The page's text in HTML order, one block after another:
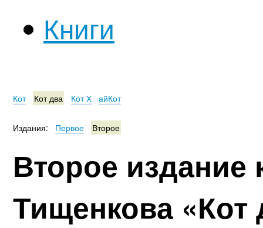
Книги
Кот Кот два Кот X айКот
Издания: Первое Второе
Второе издание
Тищенкова «Кот